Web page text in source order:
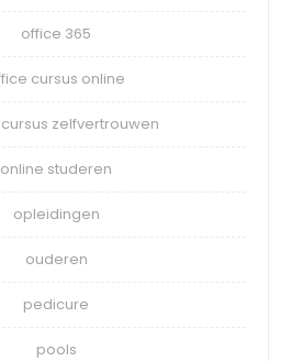
office 365
cursus online
zelfvertrouwen
online studeren
opleidingen
ouderen
pedicure
pools